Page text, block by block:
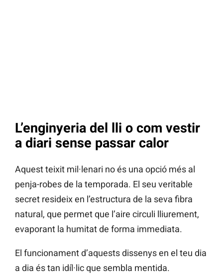
L’enginyeria del lli o com vestir
a diari sense passar calor
Aquest teixit mil·lenari no és una opció més al
penja-robes de la temporada. El seu veritable
secret resideix en l’estructura de la seva fibra
natural, que permet que l’aire circuli lliurement,
evaporant la humitat de forma immediata.
El funcionament d’aquests dissenys en el teu dia
a dia és tan idíl·lic que sembla mentida.